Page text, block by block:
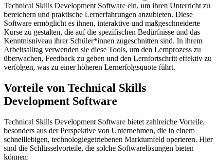
Technical Skills Development Software ein, um ihren Unterricht zu
bereichern und praktische Lernerfahrungen anzubieten. Diese
Software ermöglicht es ihnen, interaktive und maßgeschneiderte
Kurse zu gestalten, die auf die spezifischen Bedürfnisse und das
Kenntnisniveau ihrer Schüler*innen zugeschnitten sind. In ihrem
Arbeitsalltag verwenden sie diese Tools, um den Lernprozess zu
überwachen, Feedback zu geben und den Lernfortschritt effektiv zu
verfolgen, was zu einer höheren Lernerfolgsquote führt.
Vorteile von Technical Skills
Development Software
Technical Skills Development Software bietet zahlreiche Vorteile,
besonders aus der Perspektive von Unternehmen, die in einem
schnelllebigen, technologiegetriebenen Marktumfeld operieren. Hier
sind die Schlüsselvorteile, die solche Softwarelösungen bieten
können: